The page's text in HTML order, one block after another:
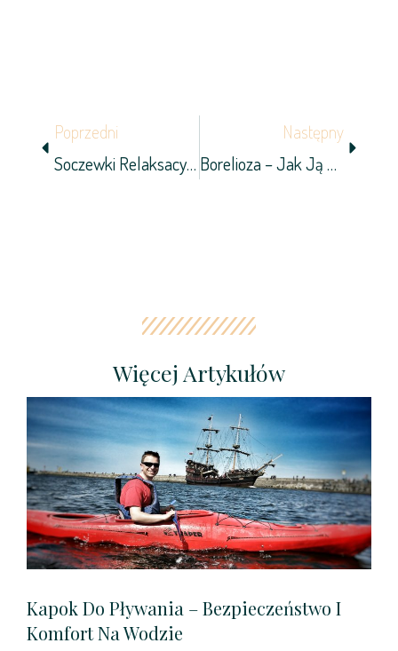
Poprzedni
Soczewki Relaksacyjne, Czyli Jak Pomóc Zmęczonym Oczom?
Następny
Borelioza – Jak Ją Rozpoznać I Leczyć?
Więcej Artykułów
Kapok Do Pływania – Bezpieczeństwo I
Komfort Na Wodzie